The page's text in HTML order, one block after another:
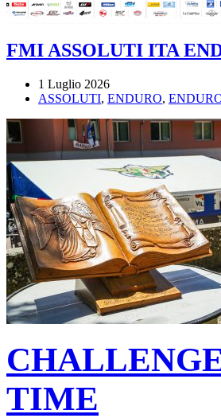
FMI ASSOLUTI ITA
1 Luglio 2026
ASSOLUTI, ENDURO,
TIME